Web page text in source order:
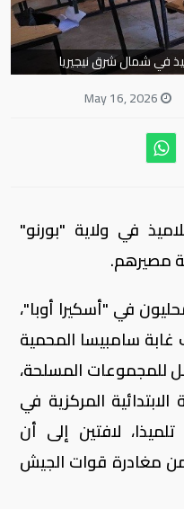
في شمال شرق نيجيريا
في ولاية "بورنو"
مصيرهم.
في "أسكيرا أوبا"،
سامبيسا المحمية
للمجموعات المسلحة،
المركزية في
قرية "موسى" بين 35 و43 تلميذا، لافتين إلى أن
مغادرة قوات الجيش